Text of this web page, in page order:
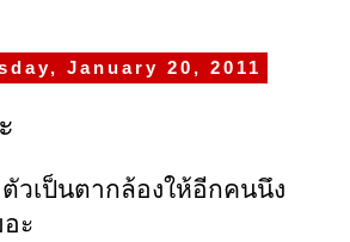
January 20, 2011
วเป็นตากล้องให้อีกคนนึง
ะ